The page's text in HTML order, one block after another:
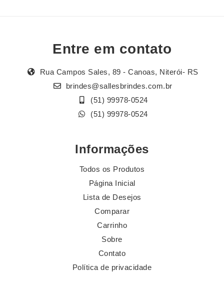
Entre em contato
Rua Campos Sales, 89 - Canoas, Niterói- RS
brindes@sallesbrindes.com.br
(51) 99978-0524
(51) 99978-0524
Informações
Todos os Produtos
Página Inicial
Lista de Desejos
Comparar
Carrinho
Sobre
Contato
Política de privacidade